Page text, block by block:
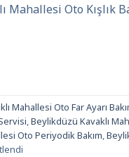
Oto Kışlık
Mahallesi Oto Far Ayarı
,Beylikdüzü Kavaklı
Oto Periyodik Bakım,